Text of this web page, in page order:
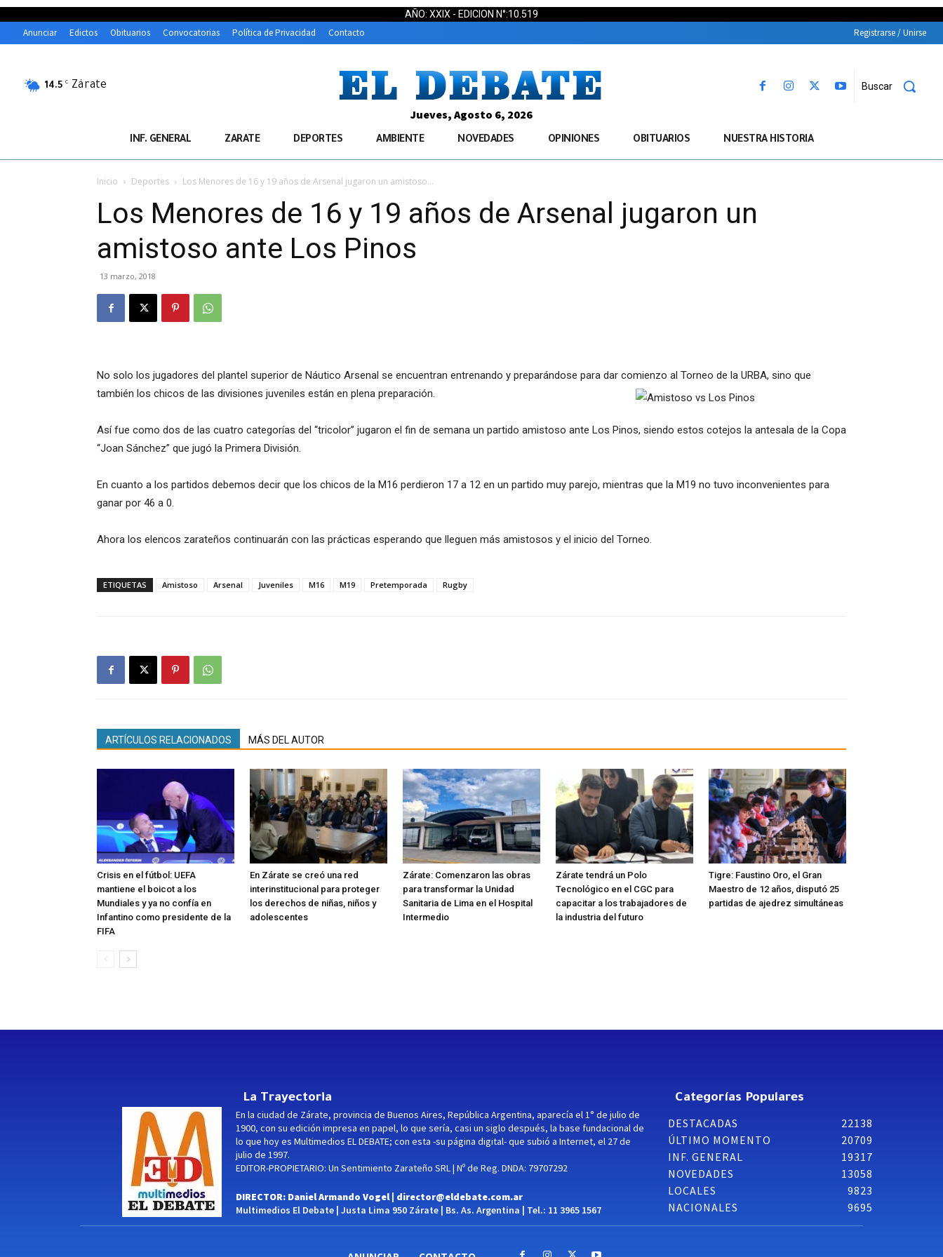
AÑO: XXIX - EDICION N°:10.519
Anunciar Edictos Obituarios Convocatorias Política de Privacidad Contacto Registrarse / Unirse
14.5 C Zárate Buscar
Jueves, Agosto 6, 2026
INF. GENERAL ZARATE DEPORTES AMBIENTE NOVEDADES OPINIONES OBITUARIOS NUESTRA HISTORIA
Inicio Deportes Los Menores de 16 y 19 años de Arsenal jugaron un amistoso...
Los Menores de 16 y 19 años de Arsenal jugaron un
amistoso ante Los Pinos
13 marzo, 2018
No solo los jugadores del plantel superior de Náutico Arsenal se encuentran entrenando y preparándose para dar comienzo al Torneo de la URBA, sino que
también los chicos de las divisiones juveniles están en plena preparación.
Así fue como dos de las cuatro categorías del “tricolor” jugaron el fin de semana un partido amistoso ante Los Pinos, siendo estos cotejos la antesala de la Copa
“Joan Sánchez” que jugó la Primera División.
En cuanto a los partidos debemos decir que los chicos de la M16 perdieron 17 a 12 en un partido muy parejo, mientras que la M19 no tuvo inconvenientes para
ganar por 46 a 0.
Ahora los elencos zarateños continuarán con las prácticas esperando que lleguen más amistosos y el inicio del Torneo.
ETIQUETAS Amistoso Arsenal Juveniles M16 M19 Pretemporada Rugby
ARTÍCULOS RELACIONADOS MÁS DEL AUTOR
Crisis en el fútbol: UEFA
mantiene el boicot a los
Mundiales y ya no confía en
Infantino como presidente de la
FIFA
En Zárate se creó una red
interinstitucional para proteger
los derechos de niñas, niños y
adolescentes
Zárate: Comenzaron las obras
para transformar la Unidad
Sanitaria de Lima en el Hospital
Intermedio
Zárate tendrá un Polo
Tecnológico en el CGC para
capacitar a los trabajadores de
la industria del futuro
Tigre: Faustino Oro, el Gran
Maestro de 12 años, disputó 25
partidas de ajedrez simultáneas
La Trayectoria
En la ciudad de Zárate, provincia de Buenos Aires, República Argentina, aparecía el 1° de julio de
1900, con su edición impresa en papel, lo que sería, casi un siglo después, la base fundacional de
lo que hoy es Multimedios EL DEBATE; con esta -su página digital- que subió a Internet, el 27 de
julio de 1997.
EDITOR-PROPIETARIO: Un Sentimiento Zarateño SRL | Nº de Reg. DNDA: 79707292
DIRECTOR: Daniel Armando Vogel | director@eldebate.com.ar
Multimedios El Debate | Justa Lima 950 Zárate | Bs. As. Argentina | Tel.: 11 3965 1567
Categorías Populares
DESTACADAS
22138
ÚLTIMO MOMENTO
20709
INF. GENERAL
19317
NOVEDADES
13058
LOCALES
9823
NACIONALES
9695